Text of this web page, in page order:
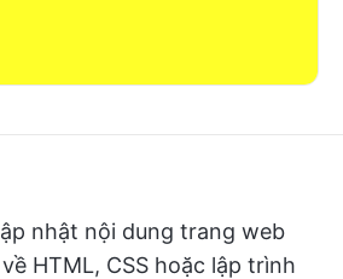
nhật nội dung trang web
HTML, CSS hoặc lập trình